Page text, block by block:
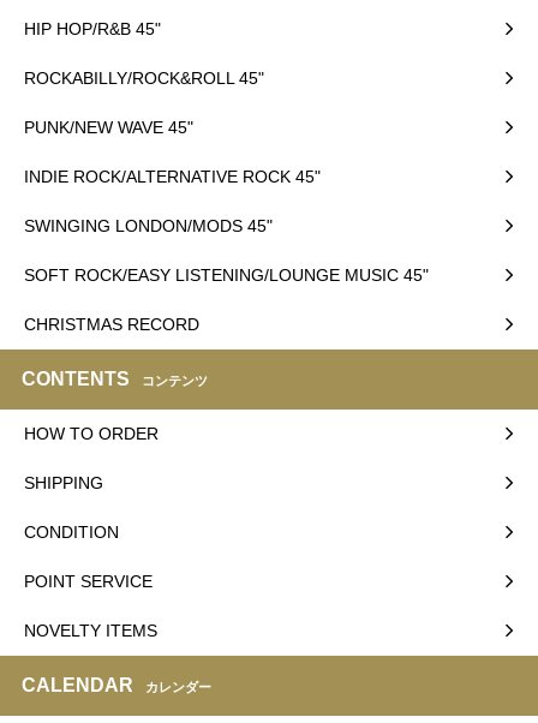
HIP HOP/R&B 45"
ROCKABILLY/ROCK&ROLL 45"
PUNK/NEW WAVE 45"
INDIE ROCK/ALTERNATIVE ROCK 45"
SWINGING LONDON/MODS 45"
SOFT ROCK/EASY LISTENING/LOUNGE MUSIC 45"
CHRISTMAS RECORD
CONTENTS コンテンツ
HOW TO ORDER
SHIPPING
CONDITION
POINT SERVICE
NOVELTY ITEMS
CALENDAR カレンダー